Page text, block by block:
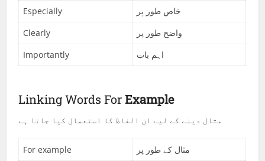
Especially
خاص طور پر
Clearly
واضح طور پر
Importantly
اہم بات
Linking Words ForExample
مثال دینے کے لیے ان الفاظ کا استعمال کیا جاتا ہے
For example
مثال کے طور پر